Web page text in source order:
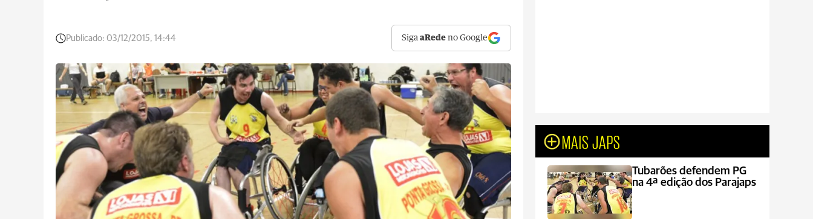
Publicado: 03/12/2015, 14:44 SigaaRede no Google
MAIS JAPS
Tubarões defendem PG
na 4ª edição dos Parajaps